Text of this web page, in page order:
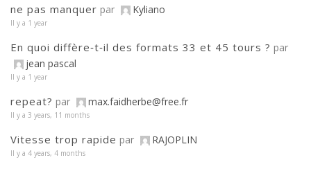
ne pas manquer par Kyliano
Il y a 1 year
En quoi diffère‑t‑il des formats 33 et 45 tours ? par
jean pascal
Il y a 1 year
repeat? par max.faidherbe@free.fr
Il y a 3 years, 11 months
Vitesse trop rapide par RAJOPLIN
Il y a 4 years, 4 months